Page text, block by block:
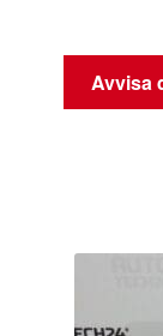
Avvisa